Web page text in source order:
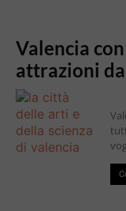
Valencia
attrazioni